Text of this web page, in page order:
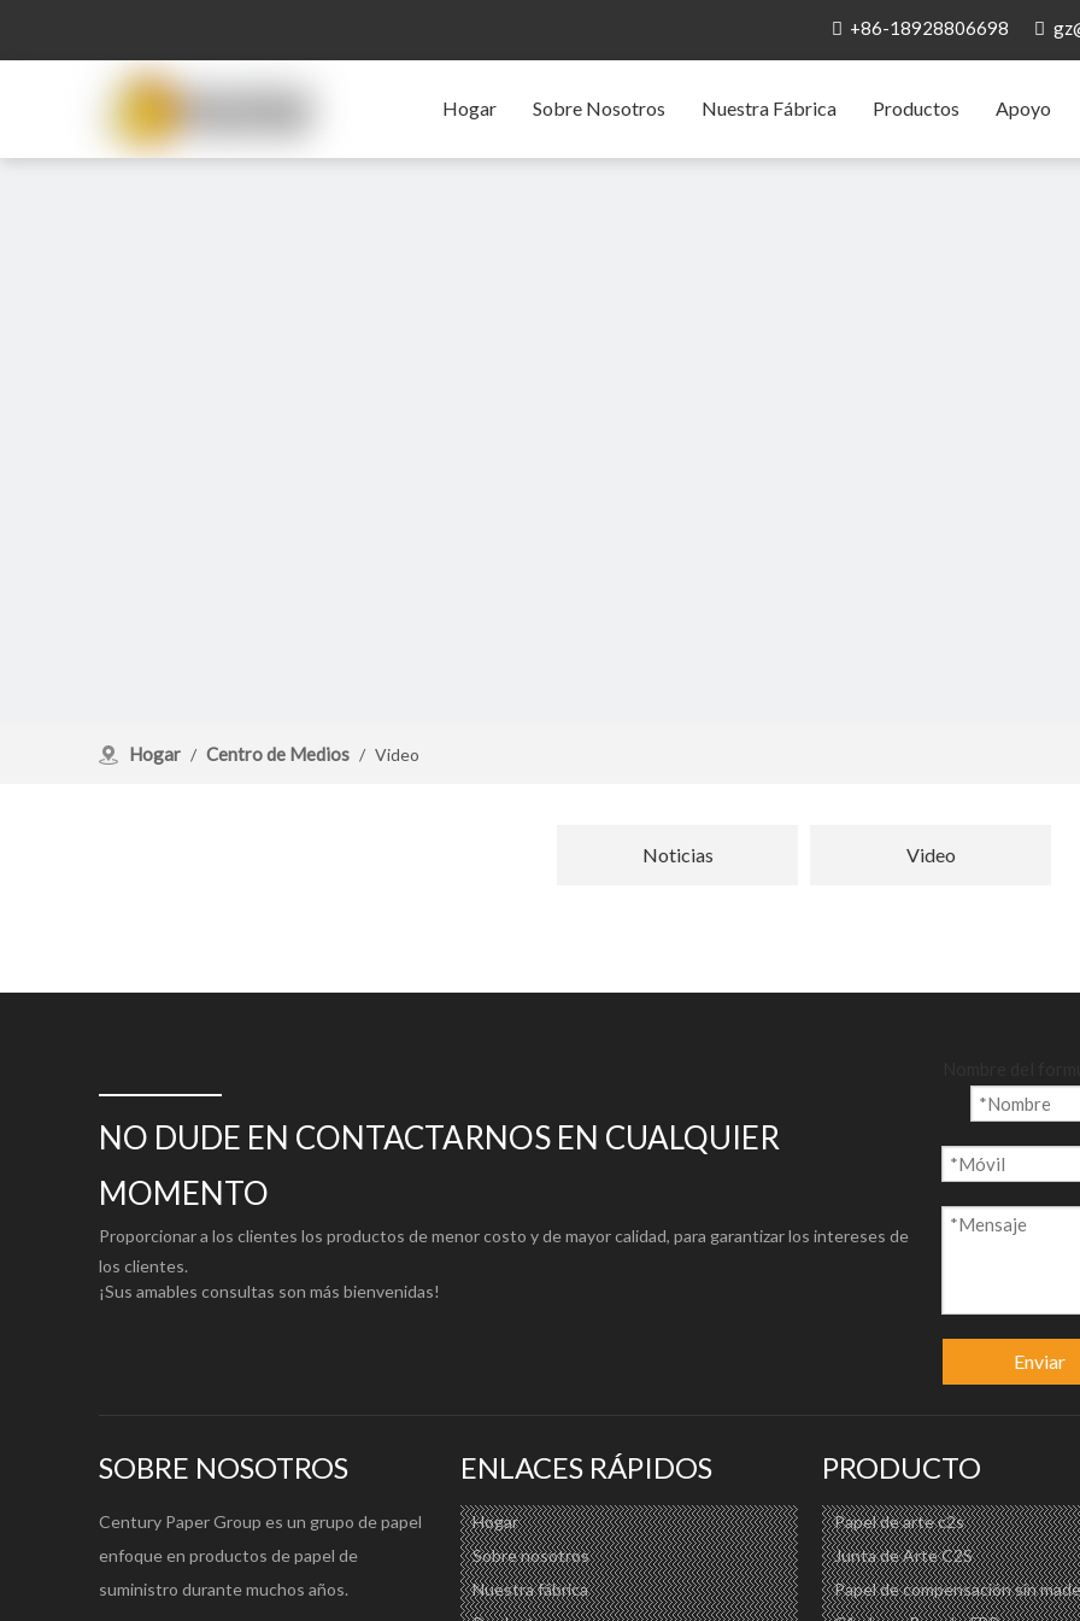
 +86-18928806698 
Hogar Sobre Nosotros Nuestra Fábrica Productos Apoyo
Hogar / Centro de Medios / Video
Noticias Video
NO DUDE EN CONTACTARNOS EN CUALQUIER
MOMENTO
Proporcionar a los clientes los productos de menor costo y de mayor calidad, para garantizar los intereses de
los clientes.
¡Sus amables consultas son más bienvenidas!
Enviar
SOBRE NOSOTROS
Century Paper Group es un grupo de papel
enfoque en productos de papel de
suministro durante muchos años.
ENLACES RÁPIDOS
Hogar
Sobre nosotros
Nuestra fábrica
PRODUCTO
Papel de arte c2s
Junta de Arte C2S
Papel de compensación sin